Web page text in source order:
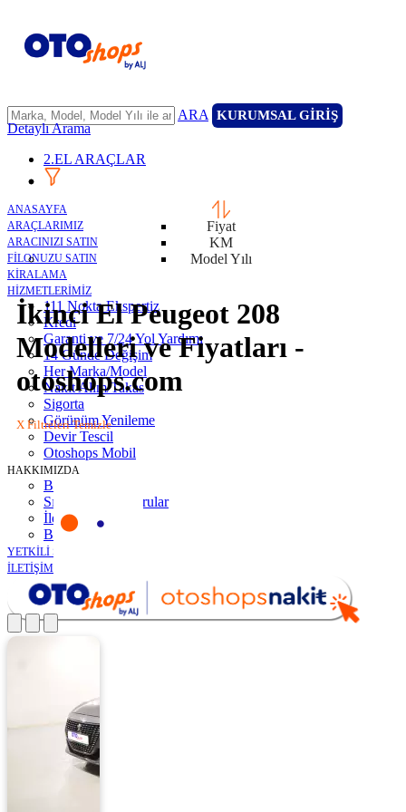
ARA KURUMSAL GİRİŞ
ANASAYFA
ARAÇLARIMIZ
ARACINIZI SATIN
FİLONUZU SATIN
KİRALAMA
HİZMETLERİMİZ
111 Nokta Ekspertiz
Kredi
Garanti ve 7/24 Yol Yardımı
14 Günde Değişim
Her Marka/Model
Nakit Alım/Takas
Sigorta
Görünüm Yenileme
Devir Tescil
Otoshops Mobil
HAKKIMIZDA
Biz Kimiz
Sıkça Sorulan Sorular
İletişim
Basın Odası
YETKİLİ SATICILAR
İLETİŞİM
Detaylı Arama
2.EL ARAÇLAR
Fiyat
KM
Model Yılı
İkinci El Peugeot 208
Modelleri ve Fiyatları -
otoshops.com
X Filtreleri Temizle